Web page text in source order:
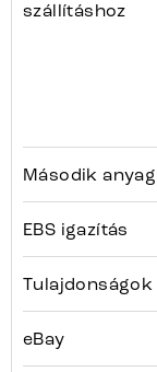
szállításhoz
Második anyag
EBS igazítás
Tulajdonságok
eBay